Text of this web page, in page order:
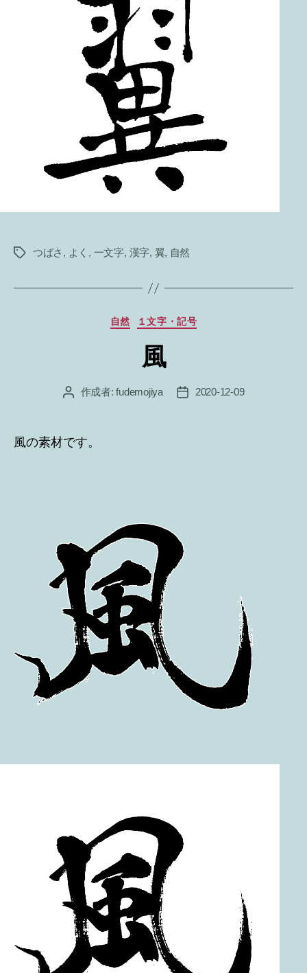
タ
つばさ , よく , 一文字, 漢字, 翼, 自然
カ
ゴ
リ
自然 １文字・記号
風
投 作成者:fudemojiya
投
2020-12-09
風の素材です。